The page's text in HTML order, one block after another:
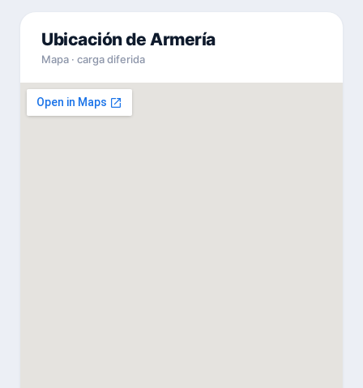
Ubicación de Armería
Mapa · carga diferida